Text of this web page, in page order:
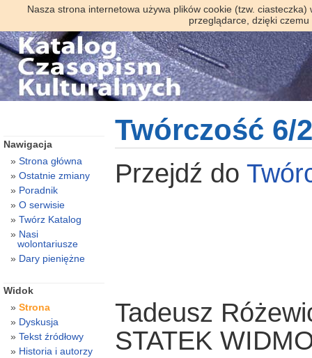
Nasza strona internetowa używa plików cookie (tzw.
przeglądarce, dzięki
Twórczość 6/
Przejdź do
Tadeusz
STATEK
Nawigacja
Strona główna
Ostatnie zmiany
Poradnik
O serwisie
Twórz Katalog
Nasi
wolontariusze
Dary pieniężne
Widok
Strona
Dyskusja
Tekst źródłowy
Historia i autorzy